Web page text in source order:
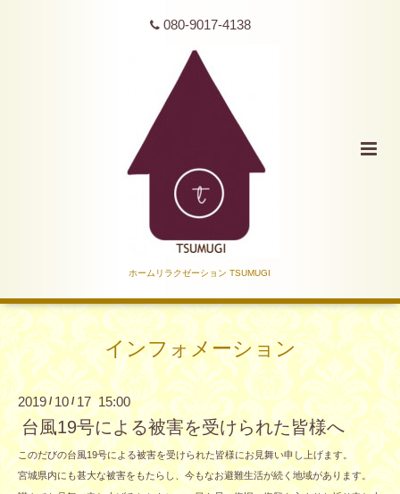
080-9017-4138
ホームリラクゼーション TSUMUGI
インフォメーション
2019/10 /17 15:00
台風19号による被害を受けられた皆様へ
このだびの台風19号による被害を受けられた皆様にお見舞い申し上げます。
宮城県内にも甚大な被害をもたらし、今もなお避難生活が続く地域があります。